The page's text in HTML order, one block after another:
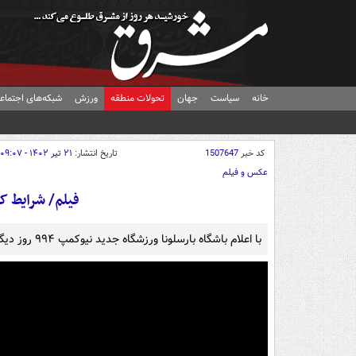
خانه سیاست جهان تحولات منطقه ورزش شبکه‌های
کد خبر1507647 تاریخ انتشار: ۲۱ تیر ۱۴۰۲ - ۰۹:۰۷
عکس و فیلم
فیلم/ شرایط
با اعلام باشگاه بارسلونا ورزشگاه جدید نیوکمپ ۹۹۴ روز دیگر (۳۰ مارس ۲۰۲۶) به بهره‌برداری می‌رسد.